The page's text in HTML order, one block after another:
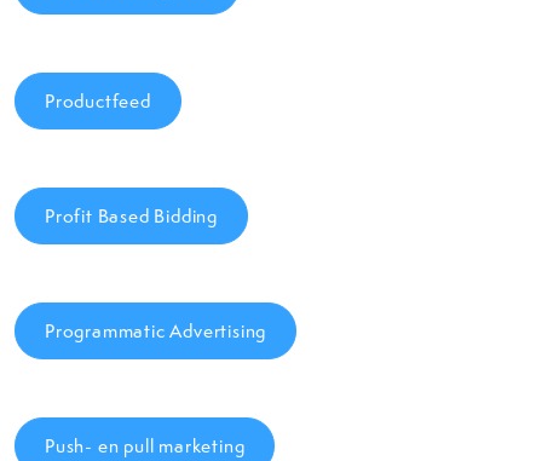
Productfeed
Profit Based Bidding
Programmatic Advertising
Push- en pull marketing